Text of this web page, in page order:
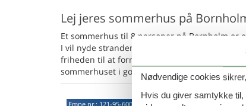
Lej jeres sommerhus på
Et sommerhus til 8 personer på Bornholm
I vil nyde strandene, udforske de hyggelige
friheden til at forme ferien, præcis som I
sommerhuset i god tid. Start planlægningen i
Emne nr.: 121-95-6006
Nødvendige cookies
Hvis du giver samtykke